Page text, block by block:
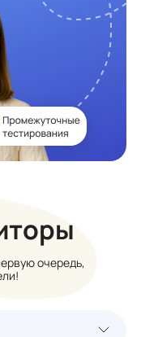
очередь,